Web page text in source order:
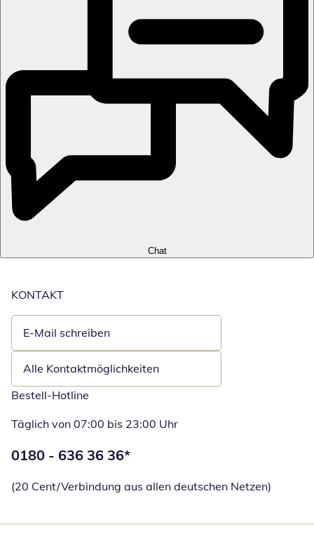
Chat
KONTAKT
E-Mail schreiben
Öffnet E-Mail-Client
Alle Kontaktmöglichkeiten
Bestell-Hotline
Täglich von 07:00 bis 23:00 Uhr
Telefonnummer:
0180 - 636 36 36*
(20 Cent/Verbindung aus allen deutschen Netzen)